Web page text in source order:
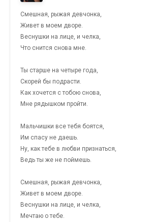
Смешная, рыжая девчонка,
Живет в моем дворе.
Веснушки на лице, и челка,
Что снится снова мне.
Ты старше на четыре года,
Скорей бы подрасти.
Как хочется с тобою снова,
Мне рядышком пройти.
Мальчишки все тебя боятся,
Им спасу не даешь.
Ну, как тебе в любви признаться,
Ведь ты же не поймешь.
Смешная, рыжая девчонка,
Живет в моем дворе.
Веснушки на лице, и челка,
Мечтаю о тебе.